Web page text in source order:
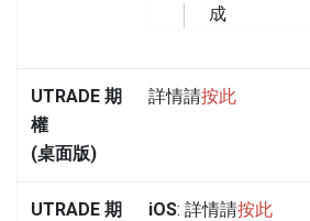
成
UTRADE 期
權
(桌面版)
詳情請按此
UTRADE 期
iOS: 詳情請按此